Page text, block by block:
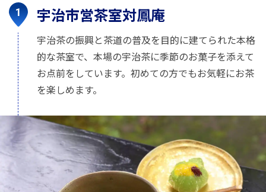
宇治市営茶室対鳳庵
宇治茶の振興と茶道の普及を目的に建てられた本格
的な茶室で、本場の宇治茶に季節のお菓子を添えて
お点前をしています。初めての方でもお気軽にお茶
を楽しめます。